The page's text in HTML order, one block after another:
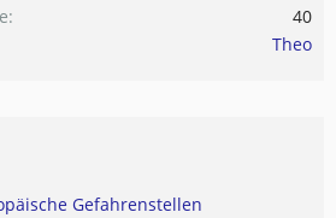
40
Theo
Gefahrenstellen